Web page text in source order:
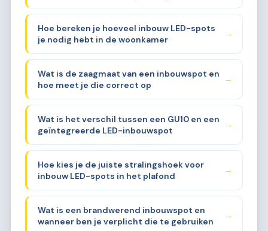
Hoe bereken je hoeveel inbouw LED-spots
je nodig hebt in de woonkamer
→
Wat is de zaagmaat van een inbouwspot en
hoe meet je die correct op
→
Wat is het verschil tussen een GU10 en een
geïntegreerde LED-inbouwspot
→
Hoe kies je de juiste stralingshoek voor
inbouw LED-spots in het plafond
→
Wat is een brandwerend inbouwspot en
wanneer ben je verplicht die te gebruiken
→